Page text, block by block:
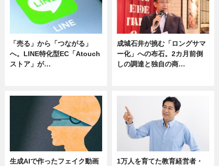
「売る」から「つながる」
へ。LINE特化型EC「Atouch
ストア」が…
成城石井が挑む「ロングサマ
ー化」への布石。2カ月前倒
しの調達と独自の商…
生成AIで作ったフェイク動画
1万人を育てた教育経営者・